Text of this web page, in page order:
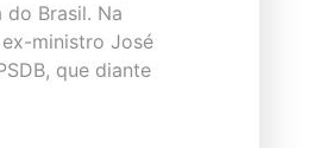
do Brasil. Na
ministro José
que diante